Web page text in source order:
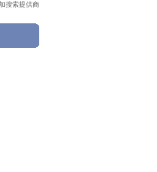
搜索提供商